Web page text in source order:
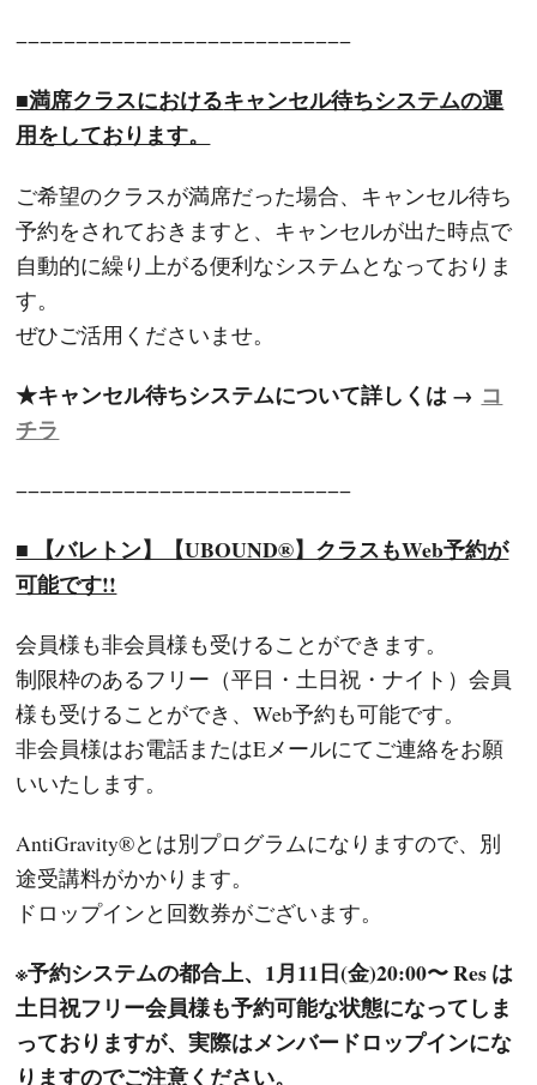
−−−−−−−−−−−−−−−−−−−−−−−−−−−−
■満席クラスにおけるキャンセル待ちシステムの運
用をしております。
ご希望のクラスが満席だった場合、キャンセル待ち
予約をされておきますと、キャンセルが出た時点で
自動的に繰り上がる便利なシステムとなっておりま
す。
ぜひご活用くださいませ。
★キャンセル待ちシステムについて詳しくは → コ
チラ
−−−−−−−−−−−−−−−−−−−−−−−−−−−−
■ 【バレトン】【UBOUND®】クラスもWeb予約が
可能です!!
会員様も非会員様も受けることができます。
制限枠のあるフリー（平日・土日祝・ナイト）会員
様も受けることができ、Web予約も可能です。
非会員様はお電話またはEメールにてご連絡をお願
いいたします。
AntiGravity®とは別プログラムになりますので、別
途受講料がかかります。
ドロップインと回数券がございます。
※予約システムの都合上、1月11日(金)20:00〜 Res は
土日祝フリー会員様も予約可能な状態になってしま
っておりますが、実際はメンバードロップインにな
りますのでご注意ください。